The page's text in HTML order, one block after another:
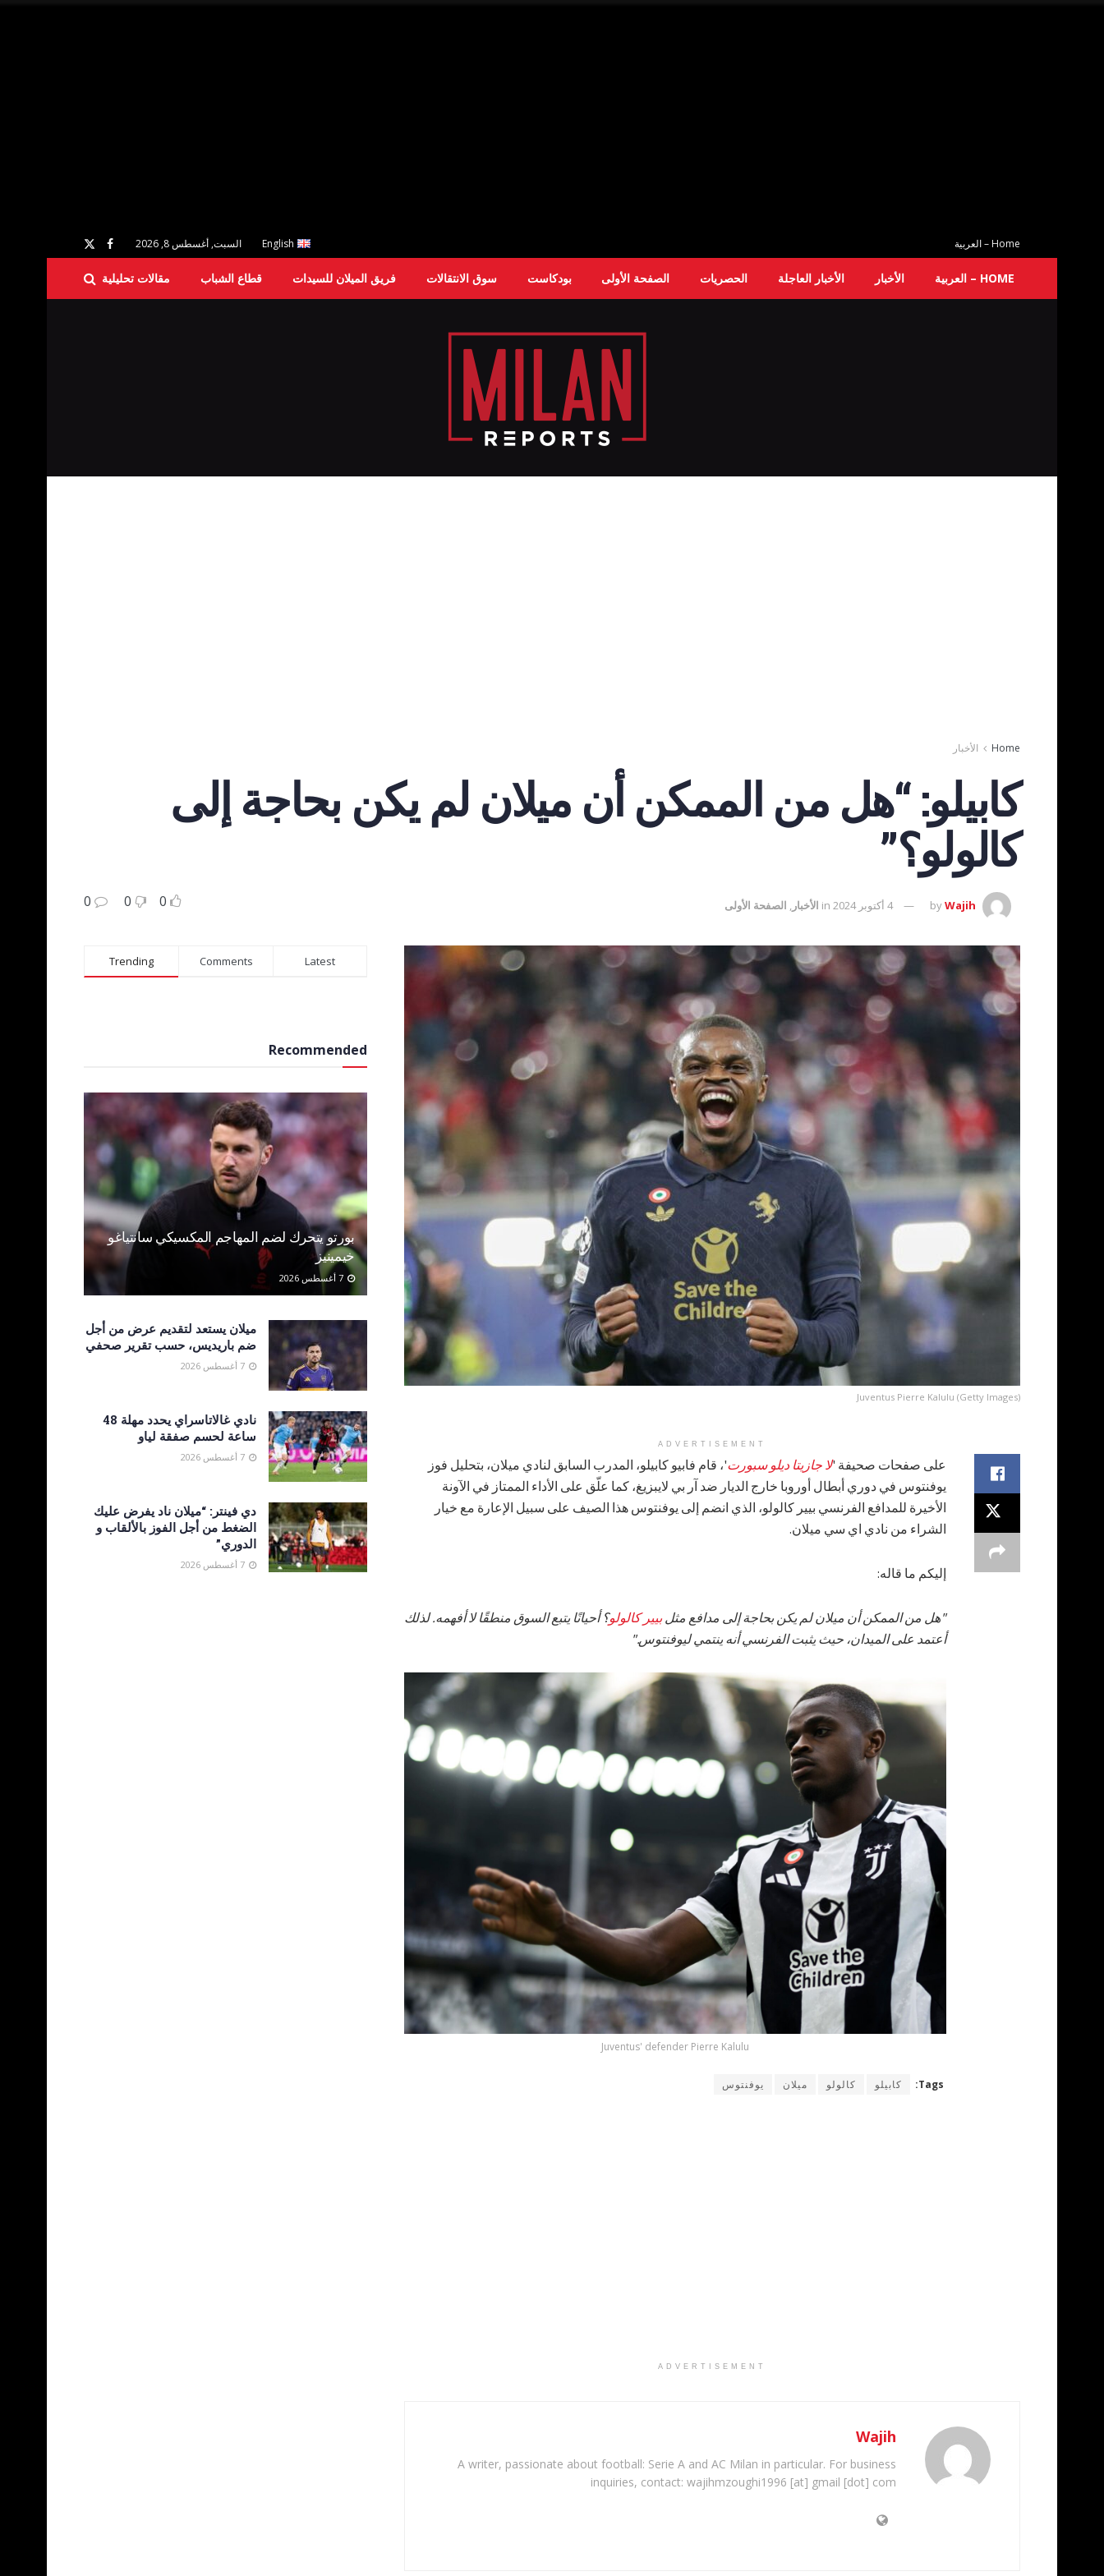
Home – العربية English السبت, أغسطس 8, 2026
HOME – العربية الأخبار الأخبار العاجلة الحصريات الصفحة الأولى بودكاست سوق الانتقالات فريق الميلان للسيدات قطاع الشباب مقالات تحليلية
Home الأخبار
كابيلو: “هل من الممكن أن ميلان لم يكن بحاجة إلى
كالولو؟”
byWajih 4 أكتوبر 2024 in الأخبار , الصفحة الأولى 0
0
Juventus Pierre Kalulu (Getty Images)
ADVERTISEMENT
على صفحات صحيفة 'لا جازيتا ديلو سبورت'، قام فابيو كابيلو، المدرب السابق لنادي ميلان، بتحليل فوز
يوفنتوس في دوري أبطال أوروبا خارج الديار ضد آر بي لايبزيغ، كما علّق على الأداء الممتاز في الآونة
الأخيرة للمدافع الفرنسي بيير كالولو، الذي انضم إلى يوفنتوس هذا الصيف على سبيل الإعارة مع خيار
الشراء من نادي اي سي ميلان.
إليكم ما قاله:
"هل من الممكن أن ميلان لم يكن بحاجة إلى مدافع مثل بيير كالولو؟ أحيانًا يتبع السوق منطقًا لا أفهمه. لذلك
أعتمد على الميدان، حيث يثبت الفرنسي أنه ينتمي ليوفنتوس."
Juventus' defender Pierre Kalulu
Tags: كابيلو كالولو ميلان يوفنتوس
ADVERTISEMENT
Wajih
A writer, passionate about football: Serie A and AC Milan in particular. For business
inquiries, contact: wajihmzoughi1996 [at] gmail [dot] com
Trending Comments Latest
Recommended
بورتو يتحرك لضم المهاجم المكسيكي سانتياغو
خيمينيز
ميلان يستعد لتقديم عرض من أجل
ضم باريديس، حسب تقرير صحفي
نادي غالاتاسراي يحدد مهلة 48
ساعة لحسم صفقة لياو
دي فينتر: “ميلان ناد يفرض عليك
الضغط من أجل الفوز بالألقاب و
الدوري”